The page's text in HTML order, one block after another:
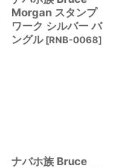
Morgan スタンプ
ワーク シルバー バ
ングル [RNB-0068]
ナバホ族 Bruce